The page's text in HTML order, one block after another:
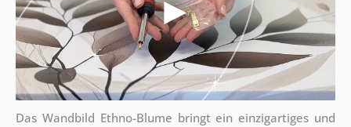
Das Wandbild Ethno-Blume bringt ein einzigartiges und